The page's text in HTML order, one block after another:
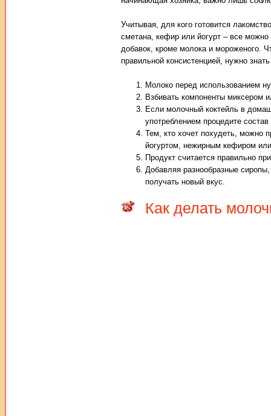
Учитывая, для кого готовится
сметана, кефир или йогурт – все можно
добавок, кроме молока и мороженого.
правильной консистенцией, нужно
Молоко перед использованием
Взбивать компоненты миксером
Если молочный коктейль в
употреблением процедите состав
Тем, кто хочет похудеть, можно
йогуртом, нежирным кефиром
Продукт считается правильно
Добавляя разнообразные
получать новый вкус.
Как делать